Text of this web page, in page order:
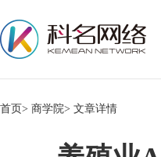
首页> 商学院> 文章详情